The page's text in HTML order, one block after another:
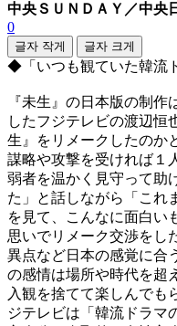
中央ＳＵＮＤＡＹ／中央
0
글자 작게 글자 크게
◆「いつも観ていた韓流
『未生』の日本版の制
したフジテレビの渡辺恒
生』をリメークしたのか
謀略や攻撃を受ければ１
弱者を温かく見守って助
た」と話しながら「これ
を見て、こんなに面白い
思いでリメーク交渉をし
異点など日本の感覚に合
の感情は場所や時代を超
入観を捨てて楽しんでも
ジテレビは「韓流ドラマ